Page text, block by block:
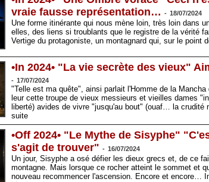
vraie fausse représentation… - 18/07/2024
Une forme itinérante qui nous mène loin, très loin dans
elles, des liens si troublants que le registre de la vérité
Vertige du protagoniste, un montagnard qui, sur le
•In 2024• "La vie secrète des vieux"
- 17/07/2024
"Telle est ma quête", ainsi parlait l'Homme de la
leur cette troupe de vieux messieurs et vieilles dames
liberté) avides de vivre "jusqu'au bout" (ouaf… la
suite
•Off 2024• "Le Mythe de Sisyphe"
s'agit de trouver" - 16/07/2024
Un jour, Sisyphe a osé défier les dieux grecs et, de ce
montagne. Mais lorsque ce rocher atteint le sommet et
nouveau recommencer l'ascension. Encore et encore…